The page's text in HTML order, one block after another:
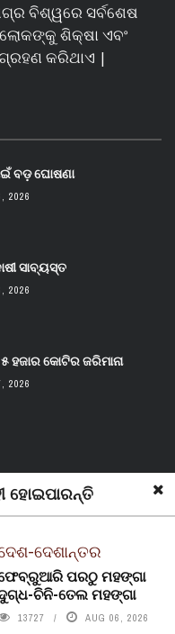
ହୋଇପାରନ୍ତି
ଦେଶାନ୍ତର
ପରଠୁ ମହଙ୍ଗା
ଚିନି-ତେଲ ମହଙ୍ଗା
13727 AUG 06, 2026
ବିଶ୍ୱରେ ସର୍ବଶେଷ
ଶିକ୍ଷା ଏବଂ
କରିଥାଏ |
ବଡ଼ ଘୋଷଣା
2026
ସାବ୍ୟସ୍ତ
2026
ହଜାର କୋଟିର ଜରିମାନା
2026